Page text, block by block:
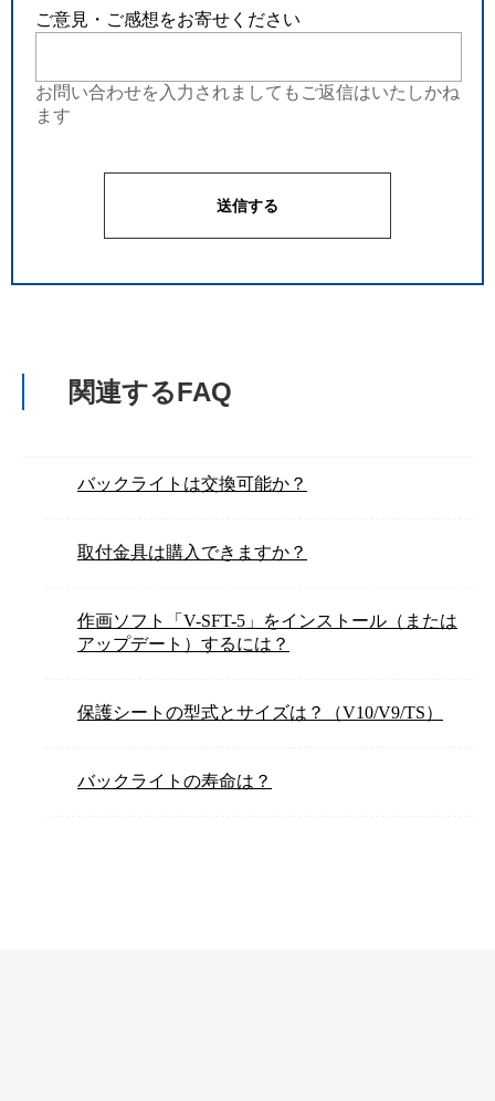
ご意見・ご感想をお寄せください
お問い合わせを入力されましてもご返信はいたしかね
ます
関連するFAQ
バックライトは交換可能か？
取付金具は購入できますか？
作画ソフト「V-SFT-5」をインストール（または
アップデート）するには？
保護シートの型式とサイズは？（V10/V9/TS）
バックライトの寿命は？